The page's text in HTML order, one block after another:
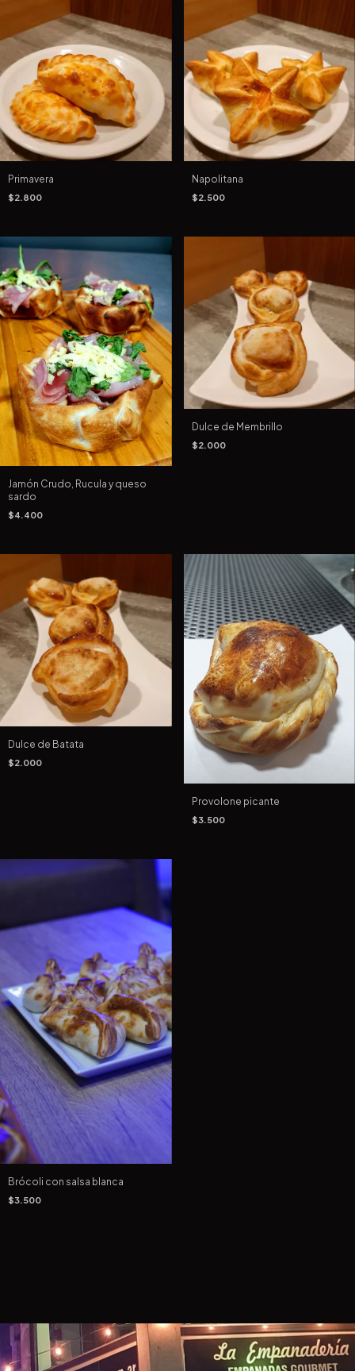
Primavera
$2.800
Napolitana
$2.500
Jamón Crudo, Rucula y queso
sardo
$4.400
Dulce de Membrillo
$2.000
Dulce de Batata
$2.000
Provolone picante
$3.500
Brócoli con salsa blanca
$3.500